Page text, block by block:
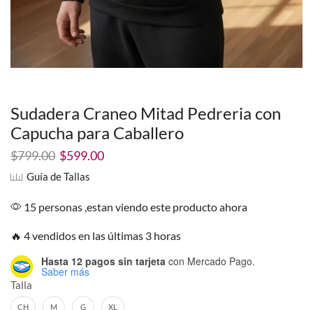
Sudadera Craneo Mitad Pedreria con
Capucha para Caballero
$799.00 El
precio
original
$799.00.
$599.00El
$599.00.
Guía de Tallas
15 personas ,estan viendo este producto ahora
🔥 4 vendidos en las últimas 3 horas
Hasta 12 pagos sin tarjeta con Mercado Pago.
Saber más
Talla
CH M G XL